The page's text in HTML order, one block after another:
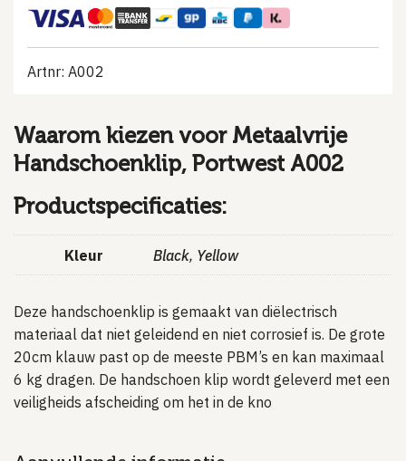
Artnr: A002
Waarom kiezen voor Metaalvrije
Handschoenklip, Portwest A002
Productspecificaties:
Kleur Black, Yellow
Deze handschoenklip is gemaakt van diëlectrisch
materiaal dat niet geleidend en niet corrosief is. De grote
20cm klauw past op de meeste PBM’s en kan maximaal
6 kg dragen. De handschoen klip wordt geleverd met een
veiligheids afscheiding om het in de kno